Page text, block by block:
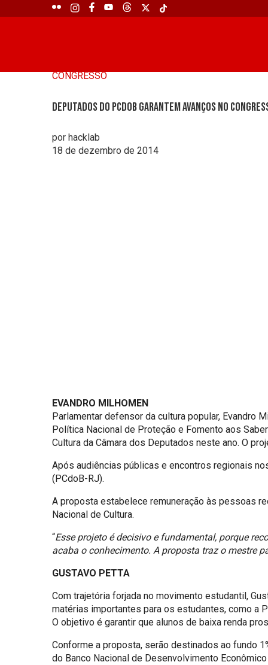
CONGRESSO
Deputados do PCdoB garantem avanços no
por hacklab
18 de dezembro de 2014
EVANDRO MILHOMEN
Parlamentar defensor da cultura popular,
Política Nacional de Proteção e Fomento aos
Cultura da Câmara dos Deputados neste ano. O
Após audiências públicas e encontros regionais
(PCdoB-RJ).
A proposta estabelece remuneração às pessoas
Nacional de Cultura.
“Esse projeto é decisivo e fundamental, porque
acaba o conhecimento. A proposta traz o mestre
GUSTAVO PETTA
Com trajetória forjada no movimento estudantil,
matérias importantes para os estudantes, como a
O objetivo é garantir que alunos de baixa renda
Conforme a proposta, serão destinados ao fundo
do Banco Nacional de Desenvolvimento